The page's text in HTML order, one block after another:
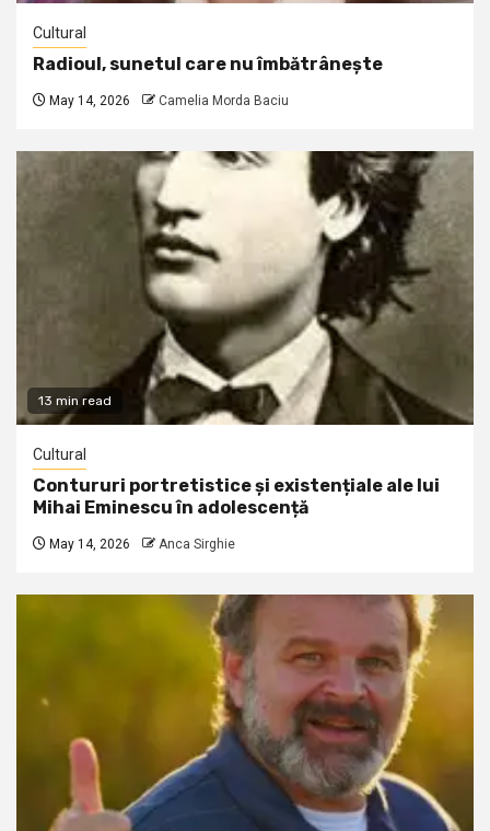
Cultural
Radioul, sunetul care nu îmbătrânește
May 14, 2026 Camelia Morda Baciu
13 min read
Cultural
Contururi portretistice și existențiale ale lui
Mihai Eminescu în adolescență
May 14, 2026 Anca Sirghie